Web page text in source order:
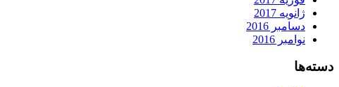
ژانویه 2017
دسامبر 2016
نوامبر 2016
دسته‌ها